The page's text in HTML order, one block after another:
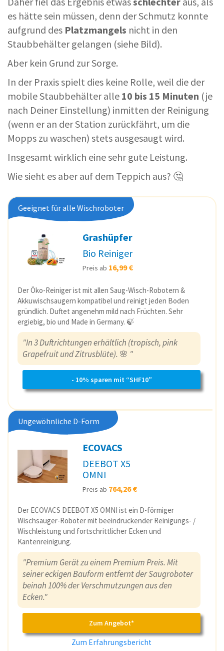
es hätte sein müssen, denn der Schmutz konnte
aufgrund des Platzmangels nicht in den
Staubbehälter gelangen (siehe Bild).
Aber kein Grund zur Sorge.
In der Praxis spielt dies keine Rolle, weil die der
mobile Staubbehälter alle 10 bis 15 Minuten (je
nach Deiner Einstellung) inmitten der Reinigung
(wenn er an der Station zurückfährt, um die
Mopps zu waschen) stets ausgesaugt wird.
Insgesamt wirklich eine sehr gute Leistung.
Wie sieht es aber auf dem Teppich aus? 🤔
Geeignet für alle Wischroboter
Grashüpfer
Bio Reiniger
Preis ab 16,99 €
Der Öko-Reiniger ist mit allen Saug-Wisch-Robotern &
Akkuwischsaugern kompatibel und reinigt jeden Boden
gründlich. Duftet angenehm mild nach Früchten. Sehr
ergiebig, bio und Made in Germany. 🍃
"In 3 Duftrichtungen erhältlich (tropisch, pink
Grapefruit und Zitrusblüte). 🌸 "
- 10% sparen mit “SHF10”
Ungewöhnliche D-Form
ECOVACS
DEEBOT X5
OMNI
Preis ab 764,26 €
Der ECOVACS DEEBOT X5 OMNI ist ein D-förmiger
Wischsauger-Roboter mit beeindruckender Reinigungs- /
Wischleistung und fortschrittlicher Ecken und
Kantenreinigung.
"Premium Gerät zu einem Premium Preis. Mit
seiner eckigen Bauform entfernt der Saugroboter
beinah 100% der Verschmutzungen aus den
Ecken."
Zum Angebot*
Zum Erfahrungsbericht